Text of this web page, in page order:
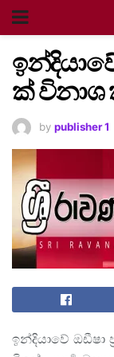
ක් විනාශ
by publisher 1
ඉන්දියාවේ